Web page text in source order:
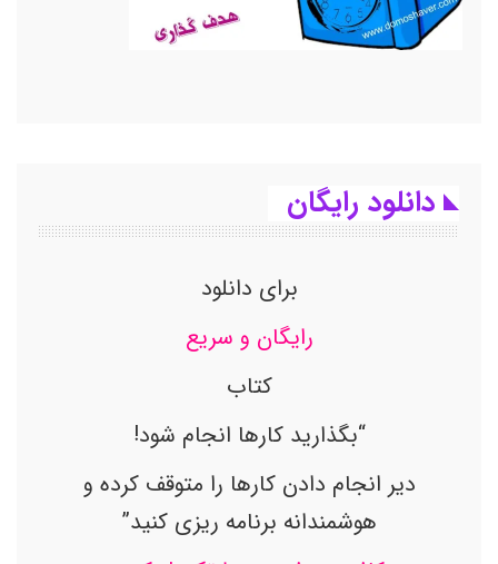
دانلود رایگان
برای دانلود
رایگان و سریع
کتاب
“بگذارید کارها انجام شود!
دیر انجام دادن کارها را متوقف کرده و
هوشمندانه برنامه ریزی کنید”